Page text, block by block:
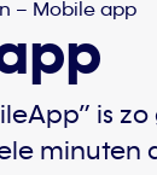
– Mobile app
is
minuten